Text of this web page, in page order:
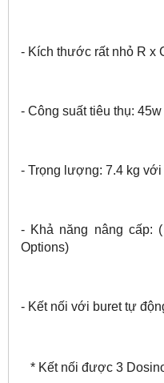
- Kích thước rất nhỏ R x
- Công suất tiêu thụ: 45w
- Trọng lượng: 7.4 kg với
- Khả năng nâng cấp:
Options)
- Kết nối với buret tự
* Kết nối được 3